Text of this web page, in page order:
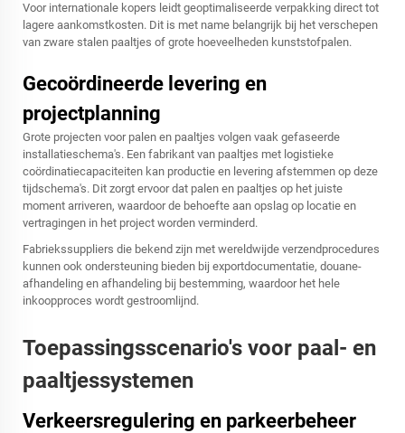
Voor internationale kopers leidt geoptimaliseerde verpakking direct tot
lagere aankomstkosten. Dit is met name belangrijk bij het verschepen
van zware stalen paaltjes of grote hoeveelheden kunststofpalen.
Gecoördineerde levering en
projectplanning
Grote projecten voor palen en paaltjes volgen vaak gefaseerde
installatieschema's. Een fabrikant van paaltjes met logistieke
coördinatiecapaciteiten kan productie en levering afstemmen op deze
tijdschema's. Dit zorgt ervoor dat palen en paaltjes op het juiste
moment arriveren, waardoor de behoefte aan opslag op locatie en
vertragingen in het project worden verminderd.
Fabriekssuppliers die bekend zijn met wereldwijde verzendprocedures
kunnen ook ondersteuning bieden bij exportdocumentatie, douane-
afhandeling en afhandeling bij bestemming, waardoor het hele
inkoopproces wordt gestroomlijnd.
Toepassingsscenario's voor paal- en
paaltjessystemen
Verkeersregulering en parkeerbeheer